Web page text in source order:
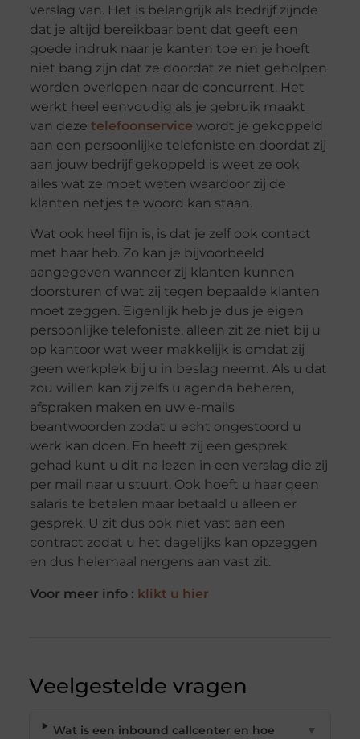
verslag van. Het is belangrijk als bedrijf zijnde
dat je altijd bereikbaar bent dat geeft een
goede indruk naar je kanten toe en je hoeft
niet bang zijn dat ze doordat ze niet geholpen
worden overlopen naar de concurrent. Het
werkt heel eenvoudig als je gebruik maakt
van deze telefoonservice wordt je gekoppeld
aan een persoonlijke telefoniste en doordat zij
aan jouw bedrijf gekoppeld is weet ze ook
alles wat ze moet weten waardoor zij de
klanten netjes te woord kan staan.
Wat ook heel fijn is, is dat je zelf ook contact
met haar heb. Zo kan je bijvoorbeeld
aangegeven wanneer zij klanten kunnen
doorsturen of wat zij tegen bepaalde klanten
moet zeggen. Eigenlijk heb je dus je eigen
persoonlijke telefoniste, alleen zit ze niet bij u
op kantoor wat weer makkelijk is omdat zij
geen werkplek bij u in beslag neemt. Als u dat
zou willen kan zij zelfs u agenda beheren,
afspraken maken en uw e-mails
beantwoorden zodat u echt ongestoord u
werk kan doen. En heeft zij een gesprek
gehad kunt u dit na lezen in een verslag die zij
per mail naar u stuurt. Ook hoeft u haar geen
salaris te betalen maar betaald u alleen er
gesprek. U zit dus ook niet vast aan een
contract zodat u het dagelijks kan opzeggen
en dus helemaal nergens aan vast zit.
Voor meer info : klikt u hier
Veelgestelde vragen
Wat is een inbound callcenter en hoe
▼